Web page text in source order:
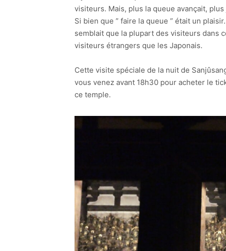
visiteurs. Mais, plus la queue avançait, plus
Si bien que ” faire la queue ” était un
semblait que la plupart des visiteurs dans
visiteurs étrangers que les Japonais.
Cette visite spéciale de la nuit de
vous venez avant 18h30 pour acheter le
ce temple.